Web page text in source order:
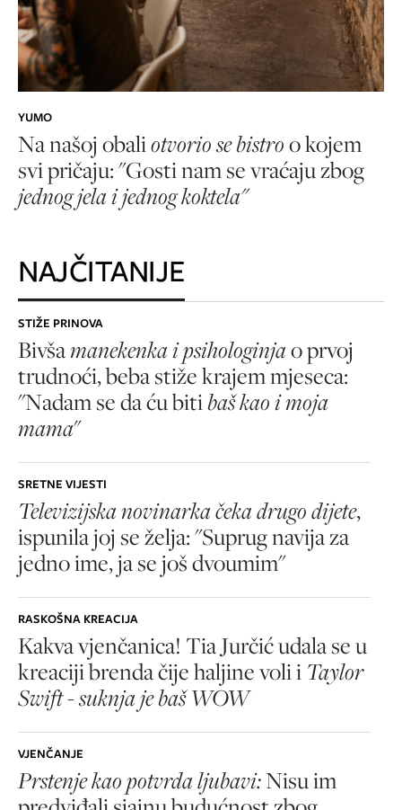
YUMO
Na našoj obaliotvorio se bistroo kojem
svi pričaju: "Gosti nam se vraćaju zbog
jednog jela i jednog koktela"
NAJČITANIJE
STIŽE PRINOVA
Bivšamanekenka i psihologinjao prvoj
trudnoći, beba stiže krajem mjeseca:
"Nadam se da ću bitibaš kao i moja
mama"
SRETNE VIJESTI
Televizijska novinarka čeka drugo dijete,
ispunila joj se želja: "Suprug navija za
jedno ime, ja se još dvoumim"
RASKOŠNA KREACIJA
Kakva vjenčanica! Tia Jurčić udala se u
kreaciji brenda čije haljine voli i Taylor
Swift - suknja je baš WOW
VJENČANJE
Prstenje kao potvrda ljubavi:Nisu im